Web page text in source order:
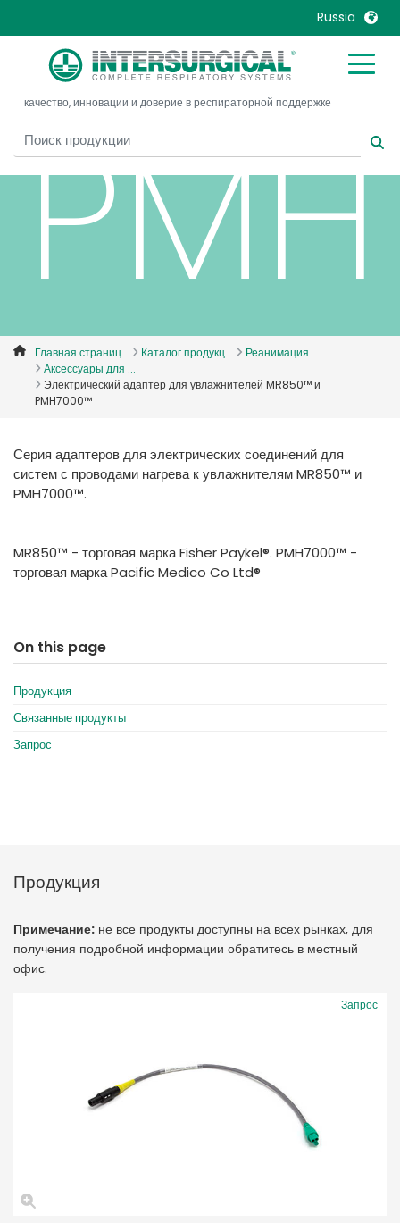
Russia
United Kingdom
United States
Belgique, Français
Canada, English
Canada, Français
Denmark
Deutschland
Italia
Russia
Sweden
International English
качество, инновации и доверие в респираторной поддержке
Главная страниц... Каталог продукц...
Реанимация
Аксессуары для ...
Электрический адаптер для увлажнителей MR850™ и
PMH7000™
Серия адаптеров для электрических соединений для
систем с проводами нагрева к увлажнителям MR850™ и
PMH7000™.
MR850™ - торговая марка Fisher Paykel®. PMH7000™ -
торговая марка Pacific Medico Co Ltd®
On this page
Продукция
Связанные продукты
Запрос
Продукция
Примечание: не все продукты доступны на всех рынках, для
получения подробной информации обратитесь в местный
офис.
Запрос